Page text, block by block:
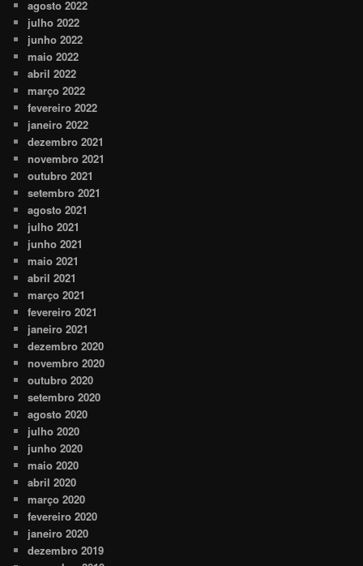
agosto 2022
julho 2022
junho 2022
maio 2022
abril 2022
março 2022
fevereiro 2022
janeiro 2022
dezembro 2021
novembro 2021
outubro 2021
setembro 2021
agosto 2021
julho 2021
junho 2021
maio 2021
abril 2021
março 2021
fevereiro 2021
janeiro 2021
dezembro 2020
novembro 2020
outubro 2020
setembro 2020
agosto 2020
julho 2020
junho 2020
maio 2020
abril 2020
março 2020
fevereiro 2020
janeiro 2020
dezembro 2019